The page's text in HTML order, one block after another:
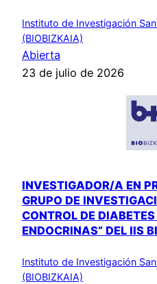
Instituto de Investigación
(BIOBIZKAIA)
Abierta
23 de julio de 2026
INVESTIGADOR/A EN
GRUPO DE
CONTROL DE
ENDOCRINAS” DEL IIS
Instituto de Investigación
(BIOBIZKAIA)